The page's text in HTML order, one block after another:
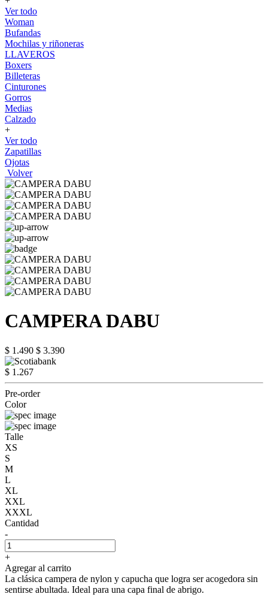
Ver todo
Woman
Bufandas
Mochilas y riñoneras
LLAVEROS
Boxers
Billeteras
Cinturones
Gorros
Medias
Calzado
+
Ver todo
Zapatillas
Ojotas
Volver
CAMPERA DABU
$ 1.490 $ 3.390
$ 1.267
Pre-order
Color
Talle
XS
S
M
L
XL
XXL
XXXL
Cantidad
-
+
Agregar al carrito
La clásica campera de nylon y capucha que logra ser acogedora sin
sentirse abultada. Ideal para una capa final de abrigo.